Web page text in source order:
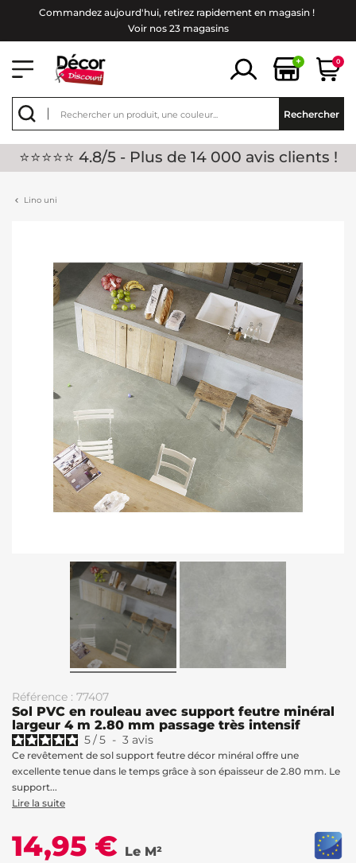
Commandez aujourd'hui, retirez rapidement en magasin !
Voir nos 23 magasins
+ 0
Rechercher
⭐⭐⭐⭐⭐ 4.8/5 - Plus de 14 000 avis clients !
Lino uni
Référence : 77407
Sol PVC en rouleau avec support feutre minéral
largeur 4 m 2.80 mm passage très intensif
5/5 - 3 avis
Ce revêtement de sol support feutre décor minéral offre une
excellente tenue dans le temps grâce à son épaisseur de 2.80 mm. Le
support...
Lire la suite
14,95 € Le M²